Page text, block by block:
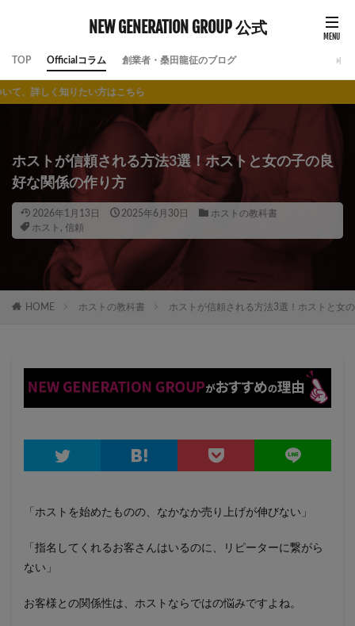
NEW GENERATION GROUP 公式
TOP Officialコラム 創業者・桑田龍征のブログ
い方はこちら
ホストが信頼される方法3選！ホストと女の子の良
好な関係の作り方
2026年1月13日 2025年6月30日
ホストの教科書
ホスト , 信頼
HOME ホストの教科書 ホストが信頼される方法3選！ホストと女
「ホストを始めたものの、なかなか売り上げが伸びない」
「指名してくれるお客さんはいるのに、リピーターに繋がら
ない」
お客様との関係性は、ホストならではの悩みですよね。